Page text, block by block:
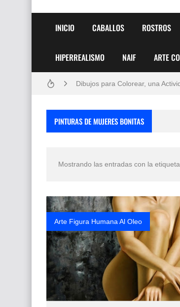
INICIO CABALLOS ROSTROS
HIPERREALISMO NAIF ARTE
Pintores de Paisajes Famosos,
Dibujos para Colorear, una
Fotos Artísticas de las Actrices
Que significan los cuadros de
El mundo del arte en pintura
PINTURAS DE MUJERES BONITAS
Mostrando las entradas con la etiqueta
Arte Figura Humana Al Oleo